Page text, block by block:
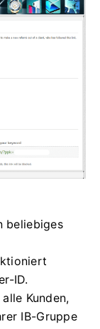
beliebiges
ID.
Kunden,
IB-Gruppe